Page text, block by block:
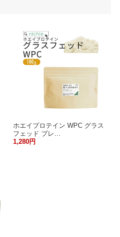
ホエイプロテイン WPC グラス
フェッド プレ…
1,280円